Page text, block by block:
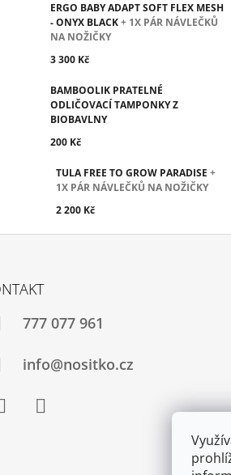
ERGO BABY ADAPT SOFT FLEX MESH
- ONYX BLACK+ 1X PÁR NÁVLEČKŮ
NA NOŽIČKY
3 300 Kč
BAMBOOLIK PRATELNÉ
ODLIČOVACÍ TAMPONKY Z
BIOBAVLNY
200 Kč
TULA FREE TO GROW PARADISE +
1X PÁR NÁVLEČKŮ NA NOŽIČKY
2 200 Kč
777 077 961
info@nositko.cz